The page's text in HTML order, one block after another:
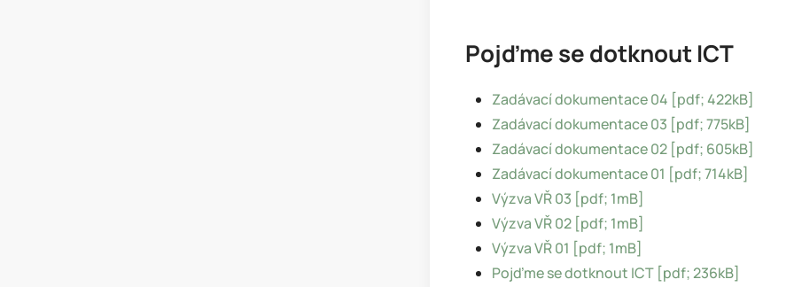
Pojďme se dotknout ICT
Zadávací dokumentace 04 [pdf; 422kB]
Zadávací dokumentace 03 [pdf; 775kB]
Zadávací dokumentace 02 [pdf; 605kB]
Zadávací dokumentace 01 [pdf; 714kB]
Výzva VŘ 03 [pdf; 1mB]
Výzva VŘ 02 [pdf; 1mB]
Výzva VŘ 01 [pdf; 1mB]
Pojďme se dotknout ICT [pdf; 236kB]